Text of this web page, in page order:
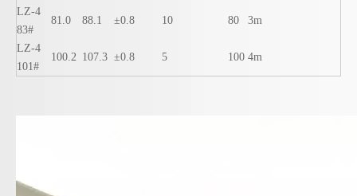
LZ-4
83#
81.0 88.1 ±0.8 10 80 3m
LZ-4
101#
100.2 107.3 ±0.8 5 100 4m